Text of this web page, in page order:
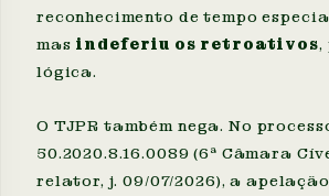
reconhecimento de tempo
mas indeferiu os retroativos,
lógica.
O TJPR também nega. No
50.2020.8.16.0089 (6ª Câmara
relator, j. 09/07/2026), a